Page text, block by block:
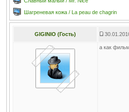
Шагреневая кожа / La peau de chagrin
GIGINIO (Гость)
а как